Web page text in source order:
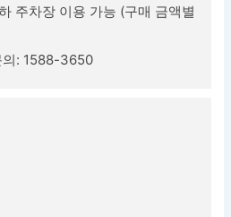
주차장 이용 가능 (구매 금액별
의: 1588-3650